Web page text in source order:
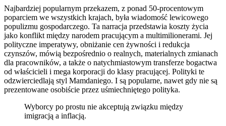
Najbardziej popularnym przekazem, z ponad 50-procentowym
poparciem we wszystkich krajach, była wiadomość lewicowego
populizmu gospodarczego. Ta narracja przedstawia koszty życia
jako konflikt między narodem pracującym a multimilionerami. Jej
polityczne imperatywy, obniżanie cen żywności i redukcja
czynszów, mówią bezpośrednio o realnych, materialnych zmianach
dla pracowników, a także o natychmiastowym transferze bogactwa
od właścicieli i mega korporacji do klasy pracującej. Polityki te
odzwierciedlają styl Mamdaniego. I są popularne, nawet gdy nie są
prezentowane osobiście przez uśmiechniętego polityka.
Wyborcy po prostu nie akceptują związku między
imigracją a inflacją.